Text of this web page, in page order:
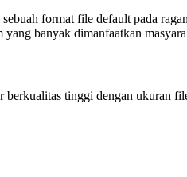
format file default pada
banyak dimanfaatkan
tinggi dengan ukuran